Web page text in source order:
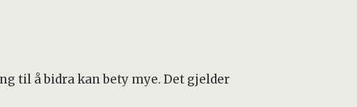
til å bidra kan bety mye. Det gjelder